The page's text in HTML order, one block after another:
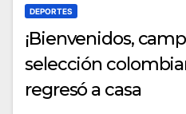
DEPORTES
¡Bienvenidos,
selección
regresó a casa